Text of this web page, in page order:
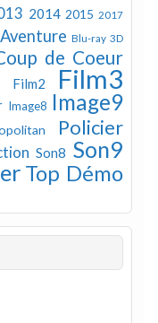
2014 2015 2017
Aventure Blu-ray 3D
de Coeur
Film2 Film3
Image8 Image9
Policier
Son8 Son9
Top Démo